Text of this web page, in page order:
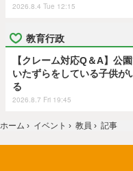
2026.8.4 Tue 12:15
教育行政
【クレーム対応Q＆A】公
いたずらをしている子供が
る
2026.8.7 Fri 19:45
ホーム › イベント › 教員 › 記事